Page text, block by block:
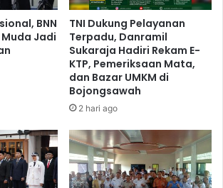
BNN
Muda Jadi
TNI Dukung Pelayanan
Terpadu, Danramil
Sukaraja Hadiri Rekam E-
KTP, Pemeriksaan Mata,
dan Bazar UMKM di
Bojongsawah
2 hari ago